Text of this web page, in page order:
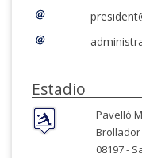
Estadio
Pavelló
Brollador
08197 -